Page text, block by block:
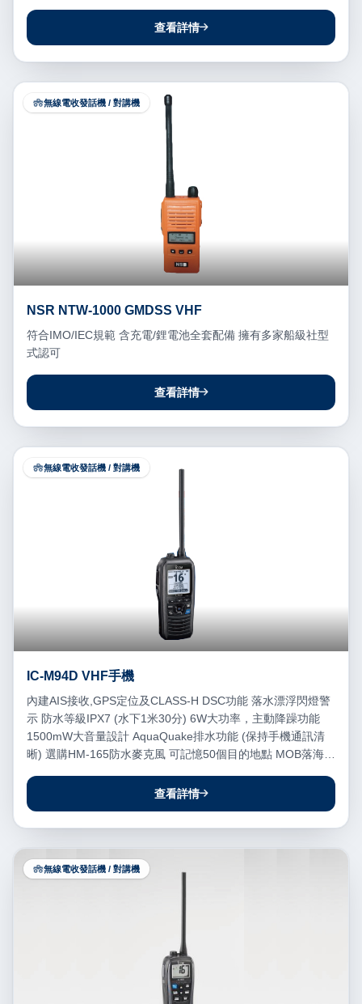
查看詳情
無線電收發話機 / 對講機
NSR NTW-1000 GMDSS VHF
符合IMO/IEC規範 含充電/鋰電池全套配備 擁有多家船級社型
式認可
查看詳情
無線電收發話機 / 對講機
IC-M94D VHF手機
內建AIS接收,GPS定位及CLASS-H DSC功能 落水漂浮閃燈警
示 防水等級IPX7 (水下1米30分) 6W大功率，主動降躁功能
1500mW大音量設計 AquaQuake排水功能 (保持手機通訊清
晰) 選購HM-165防水麥克風 可記憶50個目的地點 MOB落海記
查看詳情
無線電收發話機 / 對講機